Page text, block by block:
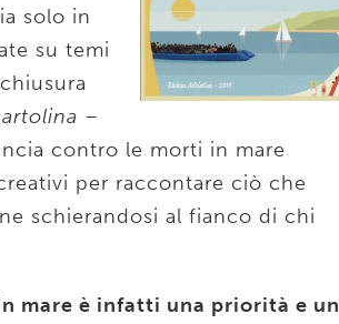
solo in
su temi
–
contro le morti in mare
per raccontare ciò che
schierandosi al fianco di chi
mare è infatti una priorità e un